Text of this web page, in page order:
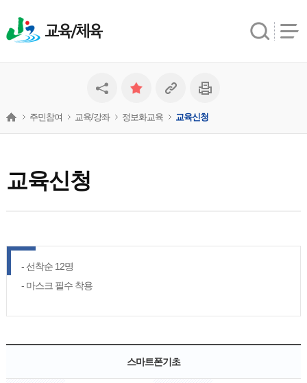
교육/체육
교육신청
주민참여 교육/강좌 정보화교육 교육신청
- 선착순 12명
- 마스크 필수 착용
스마트폰기초